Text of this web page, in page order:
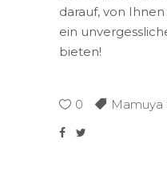
darauf, von
ein
bieten!
0 Mamuya